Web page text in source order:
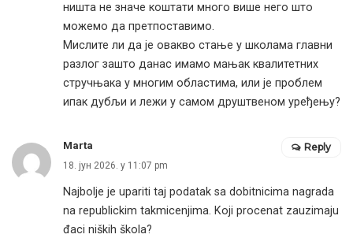
ништа не значе коштати много више него што
можемо да претпоставимо.
Мислите ли да је овакво стање у школама главни
разлог зашто данас имамо мањак квалитетних
стручњака у многим областима, или је проблем
ипак дубљи и лежи у самом друштвеном уређењу?
Marta
18. јун 2026. у 11:07 pm
Najbolje je upariti taj podatak sa dobitnicima nagrada
na republickim takmicenjima. Koji procenat zauzimaju
đaci niških škola?
Reply